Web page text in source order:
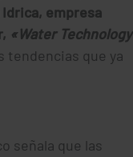
empresa
«Water Technology
tendencias que ya
señala que las